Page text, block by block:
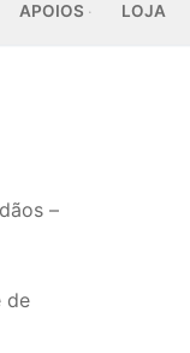
APOIOS LOJA
–
de